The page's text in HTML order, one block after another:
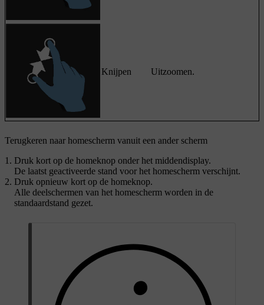
Knijpen Uitzoomen.
Terugkeren naar homescherm vanuit een ander scherm
Druk kort op de homeknop onder het middendisplay.
De laatst geactiveerde stand voor het homescherm verschijnt.
Druk opnieuw kort op de homeknop.
Alle deelschermen van het homescherm worden in de
standaardstand gezet.